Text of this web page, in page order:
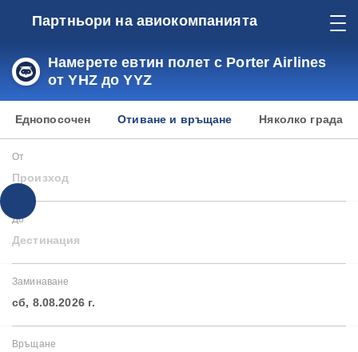
Партньори на авиокомпанията
Намерете евтин полет с Porter Airlines
от YHZ до YYZ
Еднопосочен Отиване и връщане Няколко града
От
Произход
До
Дестинация
Заминаване
сб, 8.08.2026 г.
Връщане